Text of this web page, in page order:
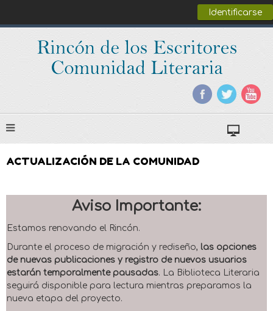
Identificarse
ACTUALIZACIÓN DE LA COMUNIDAD
Aviso Importante:
Estamos renovando el Rincón.
Durante el proceso de migración y rediseño, las opciones
de nuevas publicaciones y registro de nuevos usuarios
estarán temporalmente pausadas. La Biblioteca Literaria
seguirá disponible para lectura mientras preparamos la
nueva etapa del proyecto.